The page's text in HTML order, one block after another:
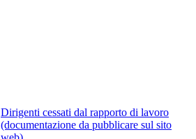
Dirigenti cessati dal rapporto di lavoro
(documentazione da pubblicare sul sito